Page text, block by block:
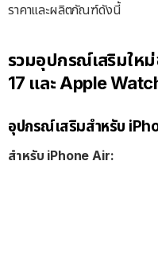
ราคาและผลิตภัณฑ์ดังนี้
รวมอุปกรณ์เสริมให
17 และ Apple
อุปกรณ์เสริมสำหรับ
สำหรับ iPhone Air: